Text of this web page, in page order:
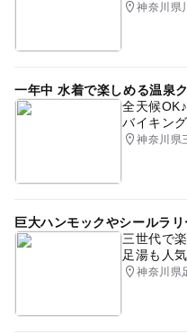
神奈川県
一年中 水着で楽しめる温泉
全天候
バイキン
神奈川県
巨大ハンモックやシールラ
三世代で
足湯も人気
神奈川県